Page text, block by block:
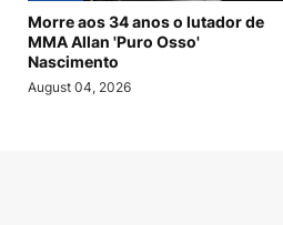
Morre aos 34 anos o lutador de
MMA Allan 'Puro Osso'
Nascimento
August 04, 2026